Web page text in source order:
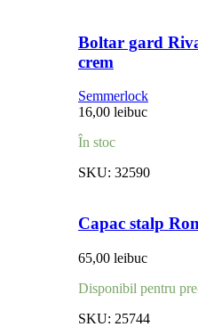
Boltar gard
crem
Semmerlock
16,00 leibuc
În stoc
SKU: 32590
Capac stalp
65,00 leibuc
Disponibil pentru
SKU: 25744